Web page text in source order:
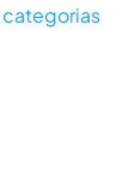
categorias